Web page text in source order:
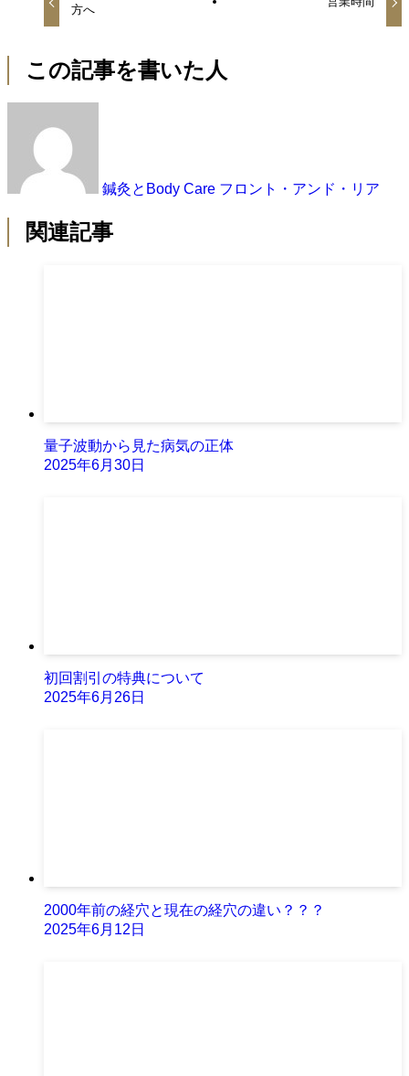
方へ
この記事を書いた人
鍼灸とBody Care フロント・アンド・リア
関連記事
量子波動から見た病気の正体
2025年6月30日
初回割引の特典について
2025年6月26日
2000年前の経穴と現在の経穴の違い？？？
2025年6月12日